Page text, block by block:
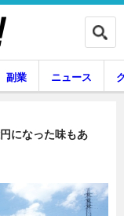
家インタビュー
副業 ニュース
になった味もあ